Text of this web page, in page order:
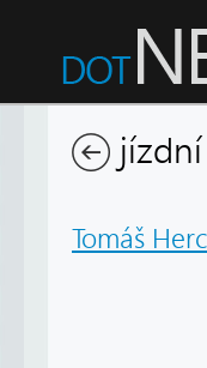
Tomáš